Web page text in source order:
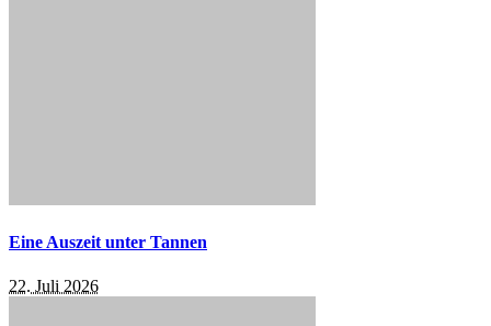
Eine Auszeit unter Tannen
22. Juli 2026